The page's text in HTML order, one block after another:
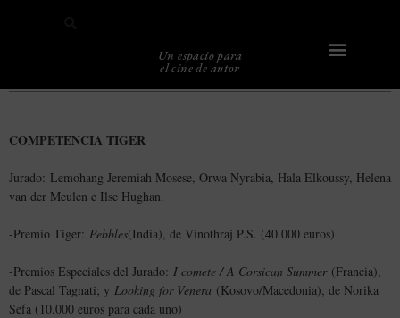
Un espacio para
el cine de autor
COMPETENCIA TIGER
Jurado: Lemohang Jeremiah Mosese, Orwa Nyrabia, Hala Elkoussy, Helena
van der Meulen e Ilse Hughan.
-Premio Tiger: Pebbles(India), de Vinothraj P.S. (40.000 euros)
-Premios Especiales del Jurado: I comete / A Corsican Summer(Francia),
de Pascal Tagnati; y Looking for Venera (Kosovo/Macedonia), de Norika
Sefa (10.000 euros para cada uno)